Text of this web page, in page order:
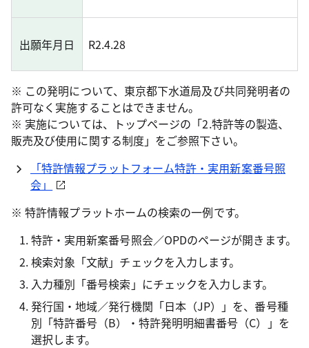
出願年月日 R2.4.28
※ この発明について、東京都下水道局及び共同発明者の
許可なく実施することはできません。
※ 実施については、トップページの「2.特許等の製造、
販売及び使用に関する制度」をご参照下さい。
「特許情報プラットフォーム特許・実用新案番号照
会」
※ 特許情報プラットホームの検索の一例です。
特許・実用新案番号照会／OPDのページが開きます。
検索対象「文献」チェックを入力します。
入力種別「番号検索」にチェックを入力します。
発行国・地域／発行機関「日本（JP）」を、番号種
別「特許番号（B）・特許発明明細書番号（C）」を
選択します。